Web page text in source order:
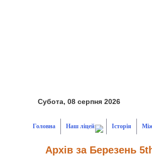
Субота, 08 серпня 2026
Головна Наш ліцей Історія
Архів за Березень